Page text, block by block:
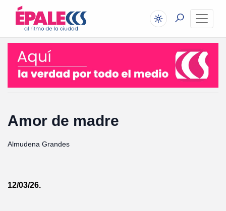
Amor de madre
Almudena Grandes
12/03/26.